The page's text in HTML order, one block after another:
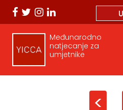
Međunarodno
natjecanje za
umjetnike
<